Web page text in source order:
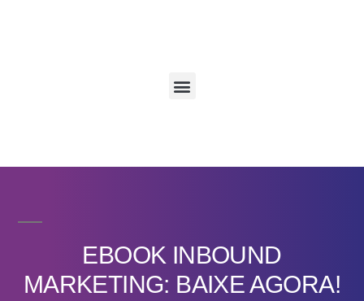
EBOOK INBOUND
MARKETING: BAIXE AGORA!